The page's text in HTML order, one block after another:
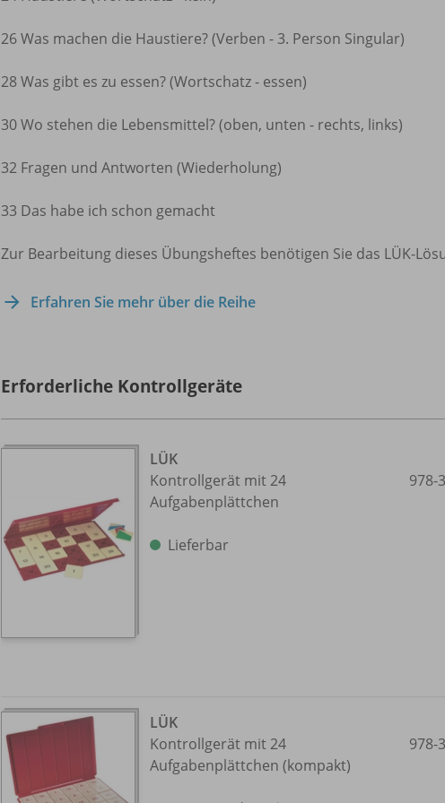
26 Was machen die Haustiere? (Verben - 3. Person Singular)
28 Was gibt es zu essen? (Wortschatz - essen)
30 Wo stehen die Lebensmittel? (oben, unten - rechts, links)
32 Fragen und Antworten (Wiederholung)
33 Das habe ich schon gemacht
Zur Bearbeitung dieses Übungsheftes benötigen Sie das LÜK-
Erfahren Sie mehr über die Reihe
Erforderliche Kontrollgeräte
LÜK
Kontrollgerät mit 24
Aufgabenplättchen
Lieferbar
978-
LÜK
Kontrollgerät mit 24
Aufgabenplättchen (kompakt)
978-